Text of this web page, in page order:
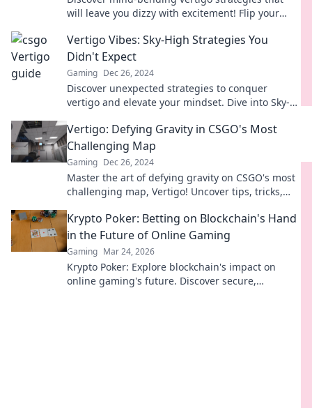
will leave you dizzy with excitement! Flip your
Vertigo Vibes: Sky-High Strategies You
Didn't Expect
Gaming Dec 26, 2024
Discover unexpected strategies to conquer
vertigo and elevate your mindset. Dive into Sky-
Vertigo: Defying Gravity in CSGO's Most
Challenging Map
Gaming Dec 26, 2024
Master the art of defying gravity on CSGO's most
challenging map, Vertigo! Uncover tips, tricks,
Krypto Poker: Betting on Blockchain's Hand
in the Future of Online Gaming
Gaming Mar 24, 2026
Krypto Poker: Explore blockchain's impact on
online gaming's future. Discover secure,